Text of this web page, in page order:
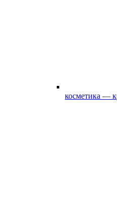
косметика —